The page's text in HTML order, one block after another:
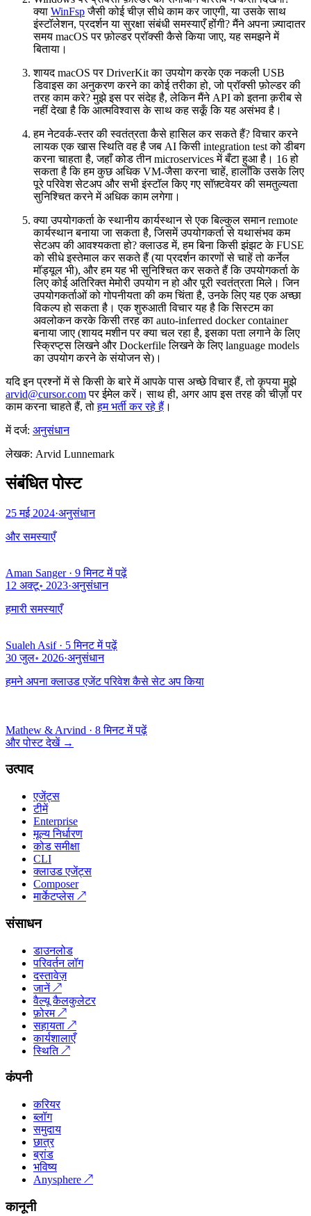
क्या WinFspजैसी कोई चीज़ सीधे काम कर जाएगी, या उसके साथ
इंस्टॉलेशन, प्रदर्शन या सुरक्षा संबंधी समस्याएँ होंगी? मैंने अपना ज़्यादातर
समय macOS पर फ़ोल्डर प्रॉक्सी कैसे किया जाए, यह समझने में
बिताया।
शायद macOS पर DriverKit का उपयोग करके एक नकली USB
डिवाइस का अनुकरण करने का कोई तरीका हो, जो प्रॉक्सी फ़ोल्डर की
तरह काम करे? मुझे इस पर संदेह है, लेकिन मैंने API को इतना क़रीब से
नहीं देखा है कि आत्मविश्वास के साथ कह सकूँ कि यह असंभव है।
हम नेटवर्क-स्तर की स्वतंत्रता कैसे हासिल कर सकते हैं? विचार करने
लायक एक खास स्थिति वह है जब AI किसी integration test को डीबग
करना चाहता है, जहाँ कोड तीन microservices में बँटा हुआ है। 16 हो
सकता है कि हम कुछ अधिक VM-जैसा करना चाहें, हालाँकि उसके लिए
पूरे परिवेश सेटअप और सभी इंस्टॉल किए गए सॉफ़्टवेयर की समतुल्यता
सुनिश्चित करने में अधिक काम लगेगा।
क्या उपयोगकर्ता के स्थानीय कार्यस्थान से एक बिल्कुल समान remote
कार्यस्थान बनाया जा सकता है, जिसमें उपयोगकर्ता से यथासंभव कम
सेटअप की आवश्यकता हो? क्लाउड में, हम बिना किसी झंझट के FUSE
को सीधे इस्तेमाल कर सकते हैं (या प्रदर्शन कारणों से चाहें तो कर्नेल
मॉड्यूल भी), और हम यह भी सुनिश्चित कर सकते हैं कि उपयोगकर्ता के
लिए कोई अतिरिक्त मेमोरी उपयोग न हो और पूरी स्वतंत्रता मिले। जिन
उपयोगकर्ताओं को गोपनीयता की कम चिंता है, उनके लिए यह एक अच्छा
विकल्प हो सकता है। एक शुरुआती विचार यह है कि सिस्टम का
अवलोकन करके किसी तरह का auto-inferred docker container
बनाया जाए (शायद मशीन पर क्या चल रहा है, इसका पता लगाने के लिए
स्क्रिप्ट्स लिखने और Dockerfile लिखने के लिए language models
का उपयोग करने के संयोजन से)।
यदि इन प्रश्नों में से किसी के बारे में आपके पास अच्छे विचार हैं, तो कृपया मुझे
arvid@cursor.comपर ईमेल करें। साथ ही, अगर आप इस तरह की चीज़ों पर
काम करना चाहते हैं, तोहम भर्ती कर रहे हैं ।
में दर्ज: अनुसंधान
लेखक: Arvid Lunnemark
संबंधित पोस्ट
25 मई 2024·अनुसंधान
और समस्याएँ
Aman Sanger· 9 मिनट में पढ़ें
12 अक्टू॰ 2023·अनुसंधान
हमारी समस्याएँ
Sualeh Asif· 5 मिनट में पढ़ें
30 जुल॰ 2026·अनुसंधान
हमने अपना क्लाउड एजेंट परिवेश कैसे सेट अप किया
Mathew & Arvind · 8 मिनट में पढ़ें
और पोस्ट देखें→
उत्पाद
एजेंट्स
टीमें
Enterprise
मूल्य निर्धारण
कोड समीक्षा
CLI
क्लाउड एजेंट्स
Composer
मार्केटप्लेस ↗
संसाधन
डाउनलोड
परिवर्तन लॉग
दस्तावेज़
जानें↗
वैल्यू कैलकुलेटर
फ़ोरम↗
सहायता ↗
कार्यशालाएँ
स्थिति↗
कंपनी
करियर
ब्लॉग
समुदाय
छात्र
ब्रांड
भविष्य
Anysphere ↗
कानूनी